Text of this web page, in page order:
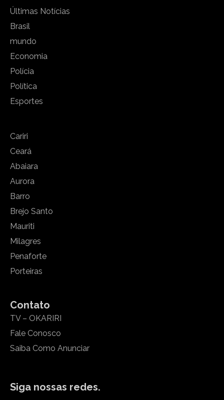
Últimas Notícias
Brasil
mundo
Economia
Polícia
Política
Esportes
Cariri
Ceará
Abaiara
Aurora
Barro
Brejo Santo
Mauriti
Milagres
Penaforte
Porteiras
Contato
TV – OKARIRI
Fale Conosco
Saiba Como Anunciar
Siga nossas redes.